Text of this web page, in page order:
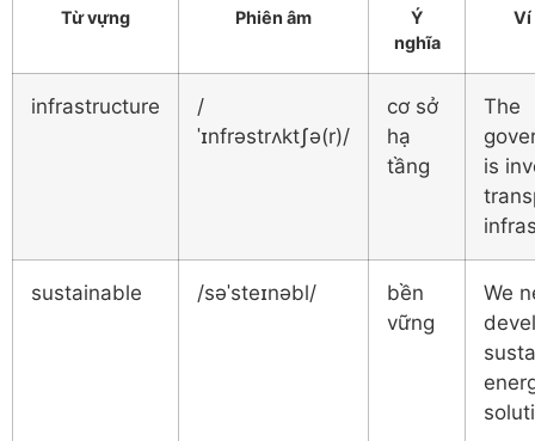
Từ vựng Phiên âm
Ý
nghĩa
Ví
infrastructure
/
ˈɪnfrəstrʌktʃə(r)/
cơ sở
hạ
tầng
The
is
sustainable /səˈsteɪnəbl/
bền
vững
We